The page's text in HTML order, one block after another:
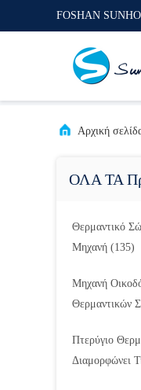
FOSHAN
Αρχική
ΟΛΑ ΤΑ
Θερμαντικό
Μηχανή (135)
Μηχανή
Θερμαντικών
Πτερύγιο
Διαμορφώνει